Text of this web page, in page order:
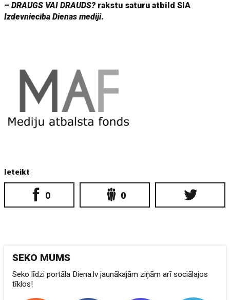
– DRAUGS VAI DRAUDS? rakstu saturu atbild SIA
Izdevniecība Dienas mediji.
Ieteikt
0 0
SEKO MUMS
Seko līdzi portāla Diena.lv jaunākajām ziņām arī sociālajos
tīklos!